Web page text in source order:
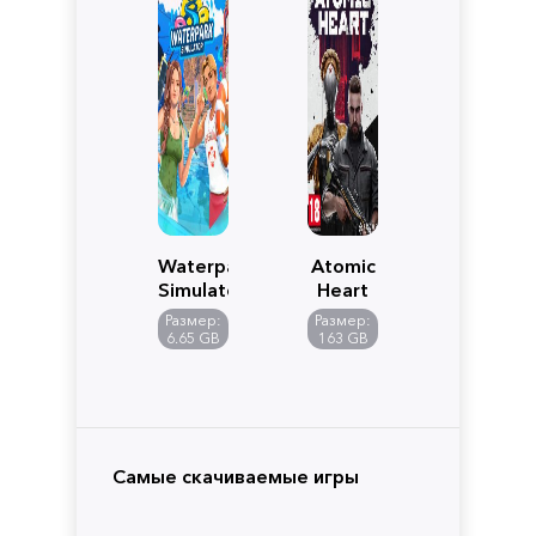
Waterpark
Simulator
Размер:
6.65 GB
Atomic
Heart
Размер:
163 GB
Самые скачиваемые игры